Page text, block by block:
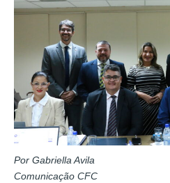
Por Gabriella Avila
Comunicação CFC